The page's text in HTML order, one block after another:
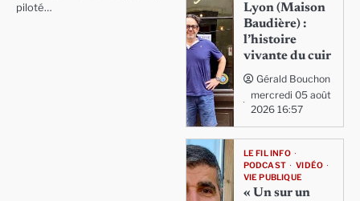
piloté…
Lyon (Maison
Baudière) :
l’histoire
vivante du cuir
Gérald Bouchon
mercredi 05 août
2026 16:57
LE FIL INFO
PODCAST
VIDÉO
VIE PUBLIQUE
« Un sur un